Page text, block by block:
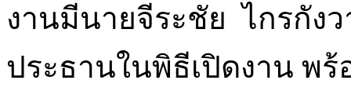
งานมีนายจีระชัย ไกรกัง
ประธานในพิธีเปิดงาน พ